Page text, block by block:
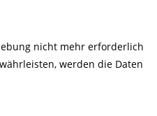
nicht mehr erforderlich
werden die Daten